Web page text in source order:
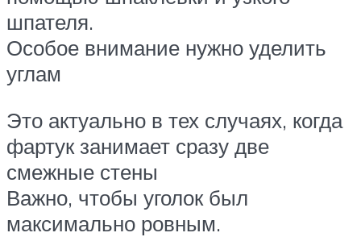
шпателя.
Особое внимание нужно уделить
углам
Это актуально в тех случаях, когда
фартук занимает сразу две
смежные стены
Важно, чтобы уголок был
максимально ровным.